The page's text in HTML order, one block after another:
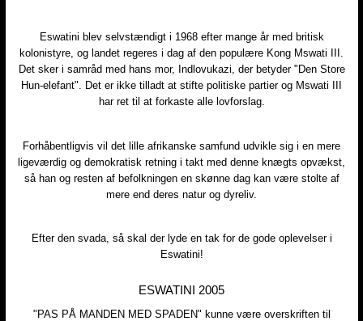
Eswatini blev selvstændigt i 1968 efter mange år med britisk
kolonistyre, og landet regeres i dag af den populære Kong Mswati III.
Det sker i samråd med hans mor, Indlovukazi, der betyder "Den Store
Hun-elefant". Det er ikke tilladt at stifte politiske partier og Mswati III
har ret til at forkaste alle lovforslag.
Forhåbentligvis vil det lille afrikanske samfund udvikle sig i en mere
ligeværdig og demokratisk retning i takt med denne knægts opvækst,
så han og resten af befolkningen en skønne dag kan være stolte af
mere end deres natur og dyreliv.
Efter den svada, så skal der lyde en tak for de gode oplevelser i
Eswatini!
ESWATINI 2005
​"PAS PÅ MANDEN MED SPADEN" ​kunne være overskriften til